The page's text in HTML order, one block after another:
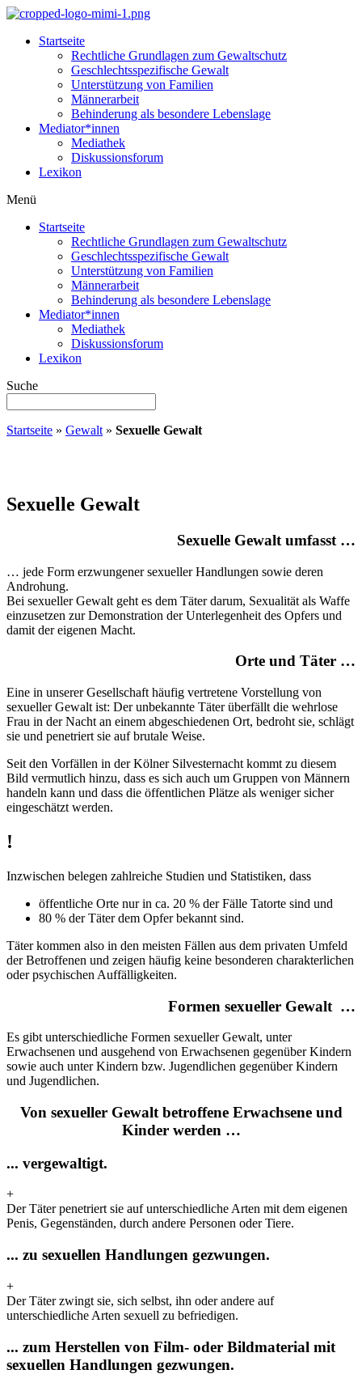
Startseite
Rechtliche Grundlagen zum Gewaltschutz
Geschlechtsspezifische Gewalt
Unterstützung von Familien
Männerarbeit
Behinderung als besondere Lebenslage
Mediator*innen
Mediathek
Diskussionsforum
Lexikon
Menü
Startseite
Rechtliche Grundlagen zum Gewaltschutz
Geschlechtsspezifische Gewalt
Unterstützung von Familien
Männerarbeit
Behinderung als besondere Lebenslage
Mediator*innen
Mediathek
Diskussionsforum
Lexikon
Suche
Startseite » Gewalt » Sexuelle Gewalt
Sexuelle Gewalt
Sexuelle Gewalt umfasst …
… jede Form erzwungener sexueller Handlungen sowie deren
Androhung.
Bei sexueller Gewalt geht es dem Täter darum, Sexualität als Waffe
einzusetzen zur Demonstration der Unterlegenheit des Opfers und
damit der eigenen Macht.
Orte und Täter …
Eine in unserer Gesellschaft häufig vertretene Vorstellung von
sexueller Gewalt ist: Der unbekannte Täter überfällt die wehrlose
Frau in der Nacht an einem abgeschiedenen Ort, bedroht sie, schlägt
sie und penetriert sie auf brutale Weise.
Seit den Vorfällen in der Kölner Silvesternacht kommt zu diesem
Bild vermutlich hinzu, dass es sich auch um Gruppen von Männern
handeln kann und dass die öffentlichen Plätze als weniger sicher
eingeschätzt werden.
!
Inzwischen belegen zahlreiche Studien und Statistiken, dass
öffentliche Orte nur in ca. 20 % der Fälle Tatorte sind und
80 % der Täter dem Opfer bekannt sind.
Täter kommen also in den meisten Fällen aus dem privaten Umfeld
der Betroffenen und zeigen häufig keine besonderen charakterlichen
oder psychischen Auffälligkeiten.
Formen sexueller Gewalt …
Es gibt unterschiedliche Formen sexueller Gewalt, unter
Erwachsenen und ausgehend von Erwachsenen gegenüber Kindern
sowie auch unter Kindern bzw. Jugendlichen gegenüber Kindern
und Jugendlichen.
Von sexueller Gewalt betroffene Erwachsene und
Kinder werden …
... vergewaltigt.
+
Der Täter penetriert sie auf unterschiedliche Arten mit dem eigenen
Penis, Gegenständen, durch andere Personen oder Tiere.
... zu sexuellen Handlungen gezwungen.
+
Der Täter zwingt sie, sich selbst, ihn oder andere auf
unterschiedliche Arten sexuell zu befriedigen.
... zum Herstellen von Film- oder Bildmaterial mit
sexuellen Handlungen gezwungen.